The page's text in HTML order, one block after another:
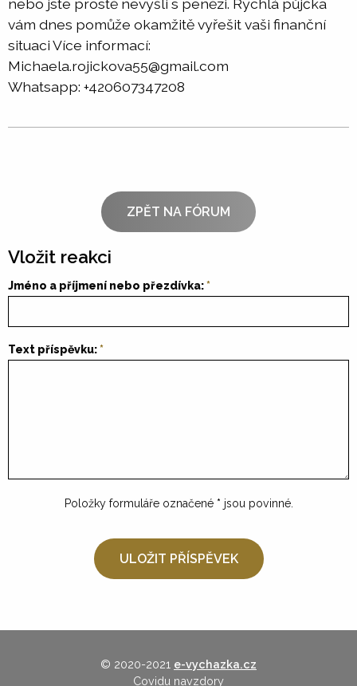
nebo jste prostě nevyšli s penězi. Rychlá půjčka
vám dnes pomůže okamžitě vyřešit vaši finanční
situaci Více informací:
Michaela.rojickova55@gmail.com
Whatsapp: +420607347208
ZPĚT NA FÓRUM
Vložit reakci
Jméno a příjmení nebo přezdívka:
Text příspěvku:
Položky formuláře označené * jsou povinné.
© 2020-2021 e-vychazka.cz
Covidu navzdory